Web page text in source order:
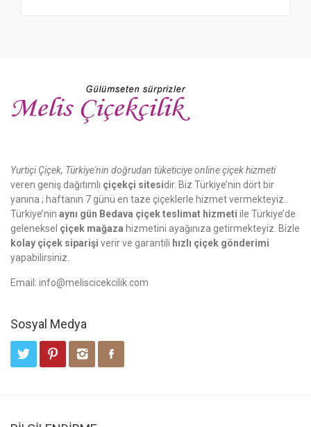
Yurtiçi Çiçek, Türkiye'nin doğrudan tüketiciye online çiçek hizmeti
veren geniş dağıtımlı çiçekçi sitesidir. Biz Türkiye’nin dört bir
yanına ; haftanın 7 günü en taze çiçeklerle hizmet vermekteyiz..
Türkiye’nin aynı gün Bedava çiçek teslimat hizmeti ile Türkiye’de
geleneksel çiçek mağaza hizmetini ayağınıza getirmekteyiz. Bizle
kolay çiçek siparişi verir ve garantili hızlı çiçek gönderimi
yapabilirsiniz.
Email: info@meliscicekcilik.com
Sosyal Medya